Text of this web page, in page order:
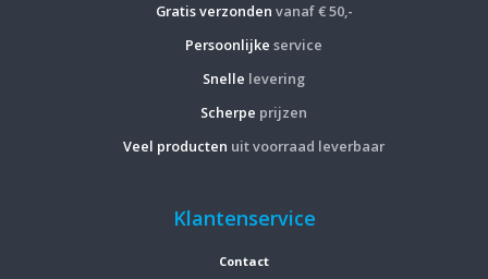
Gratis verzonden vanaf € 50,-
Persoonlijke service
Snelle levering
Scherpe prijzen
Veel producten uit voorraad leverbaar
Klantenservice
Contact